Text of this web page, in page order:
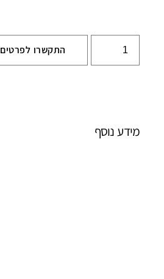
התקשרו לפרטים
מידע נוסף